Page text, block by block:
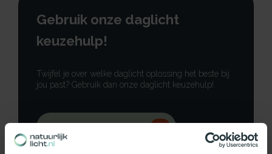
Gebruik onze daglicht
keuzehulp!
Twijfel je over welke daglicht oplossing het beste bij
jou past? Gebruik dan onze daglicht keuzehulp!